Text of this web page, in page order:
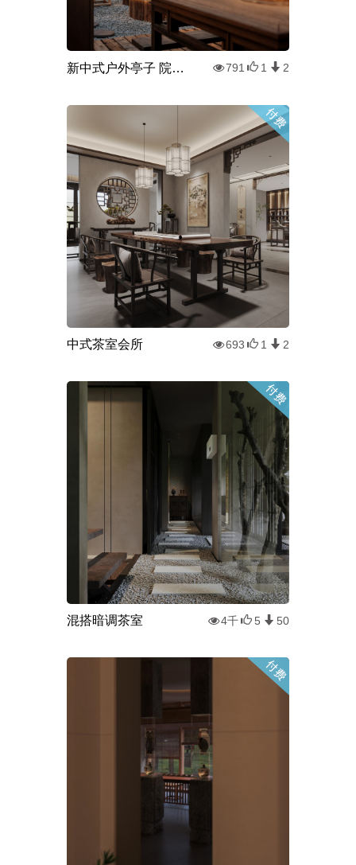
新中式户外亭子 院子餐厅 餐饮包厢 791 1 2
中式茶室会所 693 1 2
混搭暗调茶室 4千 5 50